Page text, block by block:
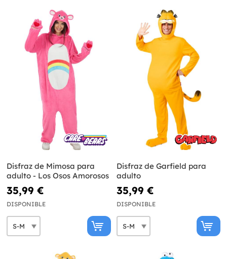
Disfraz de Mimosa para
adulto - Los Osos Amorosos
35,99 €
DISPONIBLE
Disfraz de Garfield para
adulto
35,99 €
DISPONIBLE